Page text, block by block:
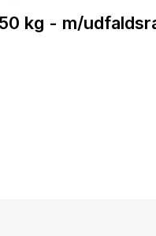
kg - m/